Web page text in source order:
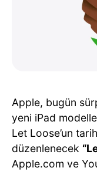
Apple, bugün
yeni iPad
Let Loose’un
düzenlenecek
Apple.com ve